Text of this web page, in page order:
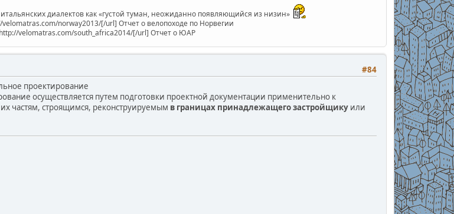
диалектов как «густой туман, неожиданно появляющийся из низин»
norway2013/[/url] Отчет о велопоходе по Норвегии
velomatras.com/south_africa2014/[/url] Отчет о ЮАР
#84
проектирование
осуществляется путем подготовки проектной документации применительно к
частям, строящимся, реконструируемым в границах принадлежащего застройщикуили